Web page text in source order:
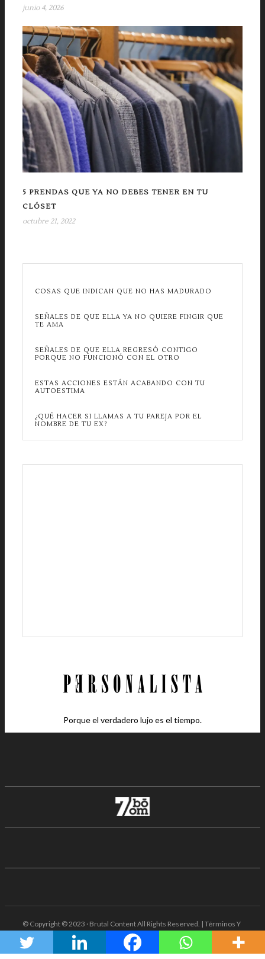
junio 4, 2026
5 PRENDAS QUE YA NO DEBES TENER EN TU
CLÓSET
octubre 21, 2022
COSAS QUE INDICAN QUE NO HAS MADURADO
SEÑALES DE QUE ELLA YA NO QUIERE FINGIR QUE
TE AMA
SEÑALES DE QUE ELLA REGRESÓ CONTIGO
PORQUE NO FUNCIONÓ CON EL OTRO
ESTAS ACCIONES ESTÁN ACABANDO CON TU
AUTOESTIMA
¿QUÉ HACER SI LLAMAS A TU PAREJA POR EL
NOMBRE DE TU EX?
Porque el verdadero lujo es el tiempo.
© Copyright © 2023 · Brutal Content All Rights Reserved. | Términos Y
Condiciones · Aviso De Privacidad